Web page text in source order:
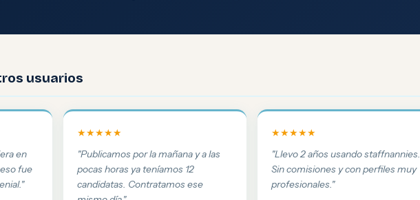
usuarios
en
fue
★★★★★
"Publicamos por la mañana y a las
pocas horas ya teníamos 12
candidatas. Contratamos ese
★★★★★
"Llevo 2 años usando staffnannies.
Sin comisiones y con perfiles muy
profesionales."